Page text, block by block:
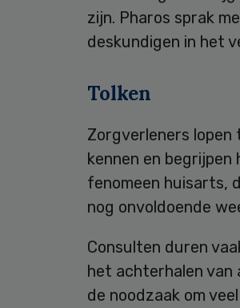
zijn. Pharos sprak
deskundigen in het
Tolken
Zorgverleners lopen
kennen en
fenomeen huisarts,
nog onvoldoende
Consulten duren
het achterhalen
de noodzaak om